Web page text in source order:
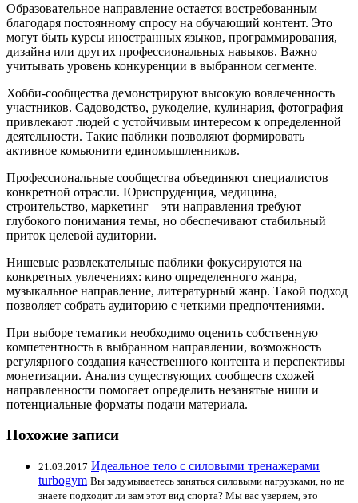
Образовательное направление остается востребованным
благодаря постоянному спросу на обучающий контент. Это
могут быть курсы иностранных языков, программирования,
дизайна или других профессиональных навыков. Важно
учитывать уровень конкуренции в выбранном сегменте.
Хобби-сообщества демонстрируют высокую вовлеченность
участников. Садоводство, рукоделие, кулинария, фотография
привлекают людей с устойчивым интересом к определенной
деятельности. Такие паблики позволяют формировать
активное комьюнити единомышленников.
Профессиональные сообщества объединяют специалистов
конкретной отрасли. Юриспруденция, медицина,
строительство, маркетинг – эти направления требуют
глубокого понимания темы, но обеспечивают стабильный
приток целевой аудитории.
Нишевые развлекательные паблики фокусируются на
конкретных увлечениях: кино определенного жанра,
музыкальное направление, литературный жанр. Такой подход
позволяет собрать аудиторию с четкими предпочтениями.
При выборе тематики необходимо оценить собственную
компетентность в выбранном направлении, возможность
регулярного создания качественного контента и перспективы
монетизации. Анализ существующих сообществ схожей
направленности помогает определить незанятые ниши и
потенциальные форматы подачи материала.
Похожие записи
21.03.2017 Идеальное тело с силовыми тренажерами
turbogym Вы задумываетесь заняться силовыми нагрузками, но не
знаете подходит ли вам этот вид спорта? Мы вас уверяем, это